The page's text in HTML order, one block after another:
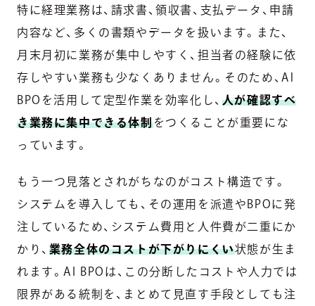
特に経理業務は、請求書、領収書、支払データ、申請
内容など、多くの書類やデータを扱います。また、
月末月初に業務が集中しやすく、担当者の経験に依
存しやすい業務も少なくありません。そのため、AI
BPOを活用して定型作業を効率化し、 人が確認すべ
き業務に集中できる体制をつくることが重要にな
っています。
もう一つ見落とされがちなのがコスト構造です。
システムを導入しても、その運用を派遣やBPOに発
注しているため、システム費用と人件費が二重にか
かり、 業務全体のコストが下がりにくい状態が生ま
れます。AI BPOは、この分断したコストや人力では
限界がある統制を、まとめて見直す手段としても注